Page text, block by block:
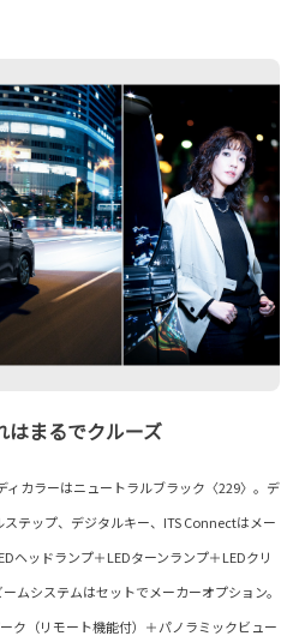
まるでクルーズ
カラーはニュートラルブラック〈229〉。デ
テップ、デジタルキー、ITS Connectはメー
ヘッドランプ＋LEDターンランプ＋LEDクリ
ムシステムはセットでメーカーオプション。
ク（リモート機能付）＋パノラミックビュー